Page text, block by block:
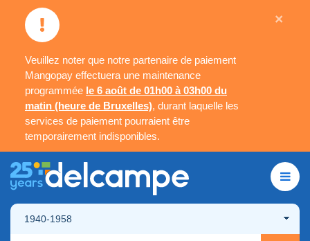
Veuillez noter que notre partenaire de paiement
Mangopay effectuera une maintenance
programmée le 6 août de 01h00 à 03h00 du
matin (heure de Bruxelles), durant laquelle les
services de paiement pourraient être
temporairement indisponibles.
×
1940-1958